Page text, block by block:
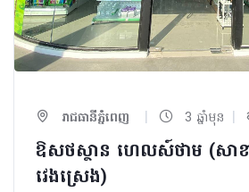
រាជធានីភ្នំពេញ | 3 ឆ្នាំមុន |
ឱសថស្ថាន ហេលស៍ថាម (សាខ
វេងស្រេង)